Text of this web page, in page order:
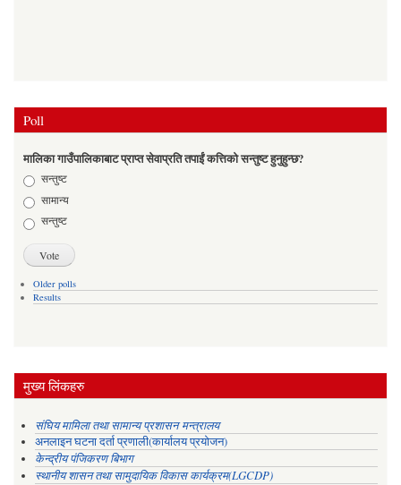
Poll
मालिका गाउँपालिकाबाट प्राप्त सेवाप्रति तपाईं कत्तिको सन्तुष्ट हुनुहुन्छ?
Choices
सन्तुष्ट
सामान्य
सन्तुष्ट
Older polls
Results
मुख्य लिंकहरु
संघिय मामिला तथा सामान्य प्रशासन मन्त्रालय
अनलाइन घटना दर्ता प्रणाली(कार्यालय प्रयोजन)
केन्द्रीय पंजिकरण बिभाग
स्थानीय शासन तथा सामुदायिक विकास कार्यक्रम(LGCDP)